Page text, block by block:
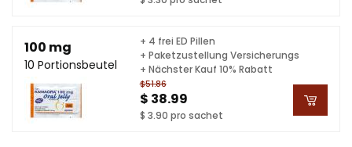
100 mg
10 Portionsbeutel
$51.86
$ 38.99
$ 3.90 pro sachet
+ 4 frei ED Pillen
+ Paketzustellung Versicherungs
+ Nächster Kauf 10% Rabatt